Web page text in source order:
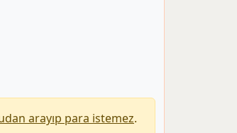
arayıp para istemez.